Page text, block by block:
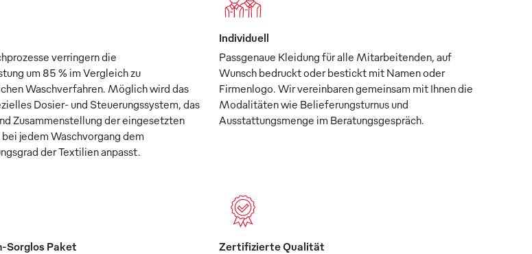
verringern die
um 85 % im Vergleich zu
Waschverfahren. Möglich wird das
Dosier- und Steuerungssystem, das
Zusammenstellung der eingesetzten
jedem Waschvorgang dem
der Textilien anpasst.
Individuell
Passgenaue Kleidung für alle Mitarbeitenden, auf
Wunsch bedruckt oder bestickt mit Namen oder
Firmenlogo. Wir vereinbaren gemeinsam mit Ihnen die
Modalitäten wie Belieferungsturnus und
Ausstattungsmenge im Beratungsgespräch.
Sorglos Paket
Zertifizierte Qualität